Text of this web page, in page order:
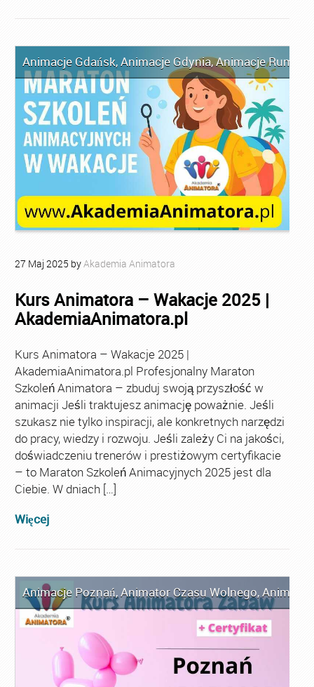
Animacje Gdańsk,Animacje Gdynia,Animacje Rumia
27 Maj 2025 by Akademia Animatora
Kurs Animatora – Wakacje 2025 |
AkademiaAnimatora.pl
Kurs Animatora – Wakacje 2025 |
AkademiaAnimatora.pl Profesjonalny Maraton
Szkoleń Animatora – zbuduj swoją przyszłość w
animacji Jeśli traktujesz animację poważnie. Jeśli
szukasz nie tylko inspiracji, ale konkretnych narzędzi
do pracy, wiedzy i rozwoju. Jeśli zależy Ci na jakości,
doświadczeniu trenerów i prestiżowym certyfikacie
– to Maraton Szkoleń Animacyjnych 2025 jest dla
Ciebie. W dniach […]
Więcej
Animacje Poznań,Animator Czasu Wolnego,